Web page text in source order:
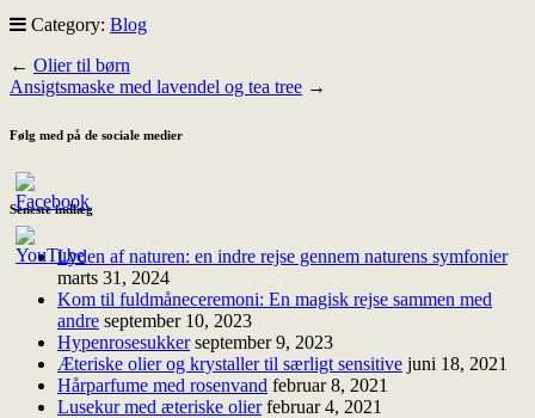
Category: Blog
← Olier til børn
Ansigtsmaske med lavendel og tea tree →
Følg med på de sociale medier
Seneste indlæg
Lyden af naturen: en indre rejse gennem naturens symfonier
marts 31, 2024
Kom til fuldmåneceremoni: En magisk rejse sammen med
andre september 10, 2023
Hypenrosesukker september 9, 2023
Æteriske olier og krystaller til særligt sensitive juni 18, 2021
Hårparfume med rosenvand februar 8, 2021
Lusekur med æteriske olier februar 4, 2021